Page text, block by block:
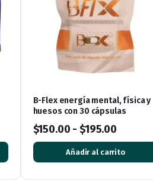
B-Flex energía mental, física y
huesos con 30 cápsulas
$150.00 -$195.00
Añadir al carrito